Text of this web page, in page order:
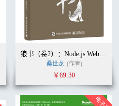
桑世龙 (作者)
￥69.30